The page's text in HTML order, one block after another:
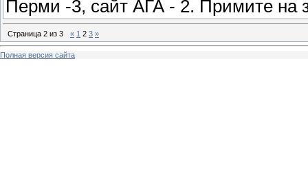
Перми -3, сайт АГА - 2. Примите на
Страница 2 из 3 « 1 2 3 »
Полная версия сайта